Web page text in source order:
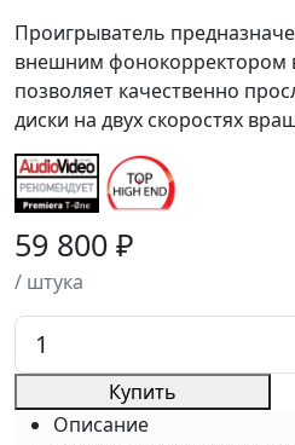
Проигрыватель
внешним фонокорректором
позволяет качественно
диски на двух скоростях
59 800 ₽
/ штука
Купить
Описание